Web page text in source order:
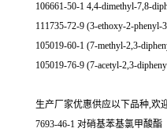
106661-50-1 4,4-dimethyl-7,8-
111735-72-9 (3-ethoxy-2-phenyl-
105019-60-1 (7-methyl-2,3-
105019-76-9 (7-acetyl-2,3-
生产厂家优惠供应以下品种,欢
7693-46-1 对硝基苯基氯甲酸酯